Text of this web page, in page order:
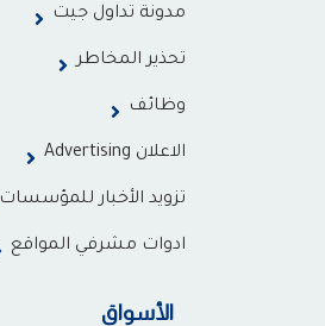
مدونة تداول جيت
تحذير المخاطر
وظائف
الاعلان Advertising
تزويد الأخبار للمؤسسات
ادوات مشرفي المواقع
الأسواق